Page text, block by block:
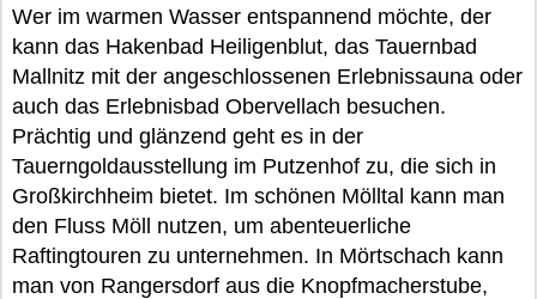
Wer im warmen Wasser entspannend möchte, der
kann das Hakenbad Heiligenblut, das Tauernbad
Mallnitz mit der angeschlossenen Erlebnissauna oder
auch das Erlebnisbad Obervellach besuchen.
Prächtig und glänzend geht es in der
Tauerngoldausstellung im Putzenhof zu, die sich in
Großkirchheim bietet. Im schönen Mölltal kann man
den Fluss Möll nutzen, um abenteuerliche
Raftingtouren zu unternehmen. In Mörtschach kann
man von Rangersdorf aus die Knopfmacherstube,